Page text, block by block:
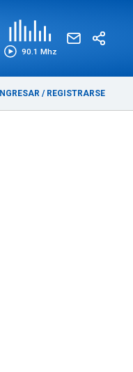
90.1 Mhz
INGRESAR / REGISTRARSE